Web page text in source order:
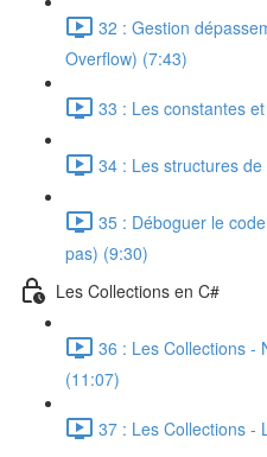
32 : Gestion
Overflow) (7:43)
33 : Les constantes
34 : Les structures
35 : Déboguer le
pas) (9:30)
Les Collections en C#
36 : Les Collections -
(11:07)
37 : Les Collections -